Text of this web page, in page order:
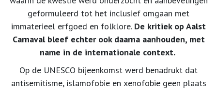
geformuleerd tot het inclusief omgaan met
immaterieel erfgoed en folklore. De kritiek op Aalst
Carnaval bleef echter ook daarna aanhouden, met
name in de internationale context.
Op de UNESCO bijeenkomst werd benadrukt dat
antisemitisme, islamofobie en xenofobie geen plaats